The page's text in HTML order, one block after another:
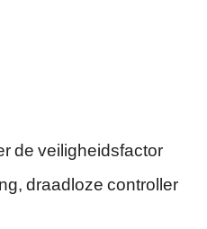
de veiligheidsfactor
draadloze controller